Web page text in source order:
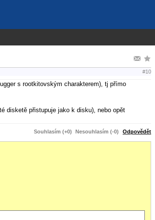
#10
s rootkitovským charakterem), tj přímo
disketě přistupuje jako k disku), nebo opět
Souhlasím (+0) Nesouhlasím (-0) Odpovědět